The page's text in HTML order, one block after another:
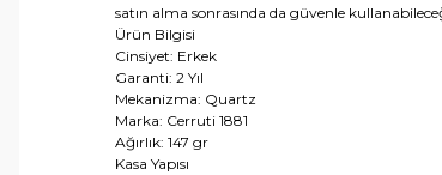
satın alma sonrasında da güvenle
Ürün Bilgisi
Cinsiyet: Erkek
Garanti: 2 Yıl
Mekanizma: Quartz
Marka: Cerruti 1881
Ağırlık: 147 gr
Kasa Yapısı